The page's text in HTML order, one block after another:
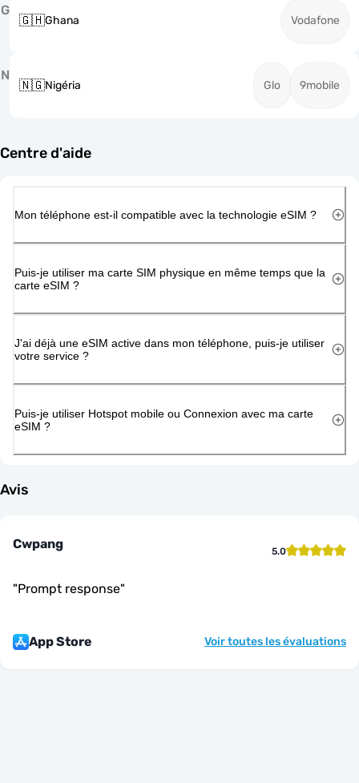
G
🇬🇭Ghana Vodafone
N
🇳🇬Nigéria Glo 9mobile
Centre d'aide
Mon téléphone est-il compatible avec la technologie eSIM ?
Puis-je utiliser ma carte SIM physique en même temps que la
carte eSIM ?
J'ai déjà une eSIM active dans mon téléphone, puis-je utiliser
votre service ?
Puis-je utiliser Hotspot mobile ou Connexion avec ma carte
eSIM ?
Avis
Cwpang 5.0
"Prompt response"
App Store Voir toutes les évaluations